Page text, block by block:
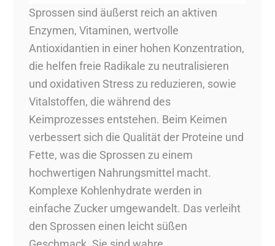
Sprossen sind äußerst reich an aktiven
Enzymen, Vitaminen, wertvolle
Antioxidantien in einer hohen Konzentration,
die helfen freie Radikale zu neutralisieren
und oxidativen Stress zu reduzieren, sowie
Vitalstoffen, die während des
Keimprozesses entstehen. Beim Keimen
verbessert sich die Qualität der Proteine und
Fette, was die Sprossen zu einem
hochwertigen Nahrungsmittel macht.
Komplexe Kohlenhydrate werden in
einfache Zucker umgewandelt. Das verleiht
den Sprossen einen leicht süßen